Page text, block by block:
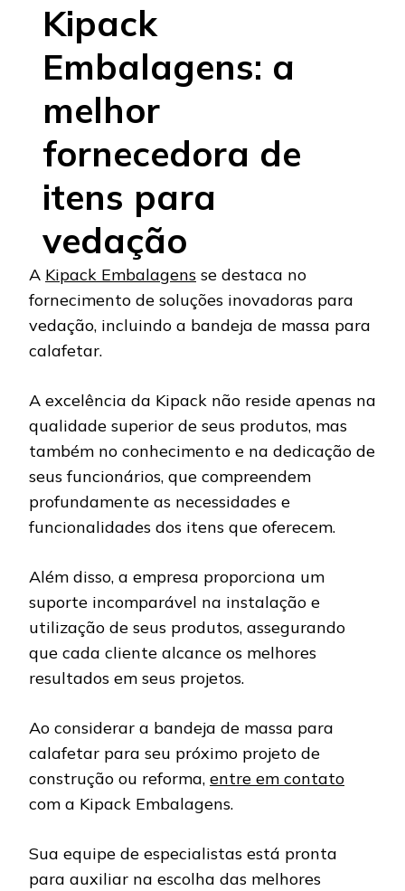
Kipack
Embalagens: a
melhor
fornecedora de
itens para
vedação
A Kipack Embalagens se destaca no
fornecimento de soluções inovadoras para
vedação, incluindo a bandeja de massa para
calafetar.
A excelência da Kipack não reside apenas na
qualidade superior de seus produtos, mas
também no conhecimento e na dedicação de
seus funcionários, que compreendem
profundamente as necessidades e
funcionalidades dos itens que oferecem.
Além disso, a empresa proporciona um
suporte incomparável na instalação e
utilização de seus produtos, assegurando
que cada cliente alcance os melhores
resultados em seus projetos.
Ao considerar a bandeja de massa para
calafetar para seu próximo projeto de
construção ou reforma, entre em contato
com a Kipack Embalagens.
Sua equipe de especialistas está pronta
para auxiliar na escolha das melhores